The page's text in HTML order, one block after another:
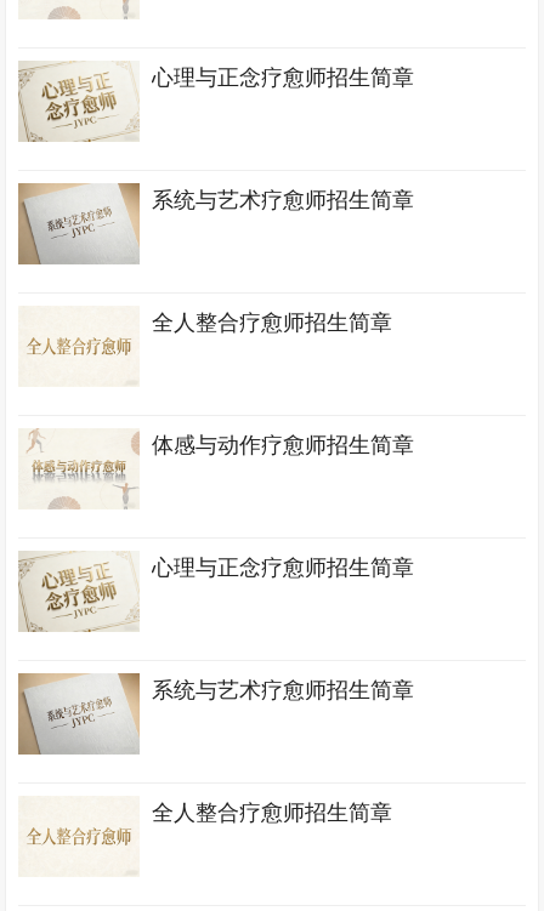
心理与正念疗愈师招生简章
系统与艺术疗愈师招生简章
全人整合疗愈师招生简章
体感与动作疗愈师招生简章
心理与正念疗愈师招生简章
系统与艺术疗愈师招生简章
全人整合疗愈师招生简章